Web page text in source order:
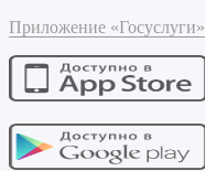
Приложение «Госуслуги»